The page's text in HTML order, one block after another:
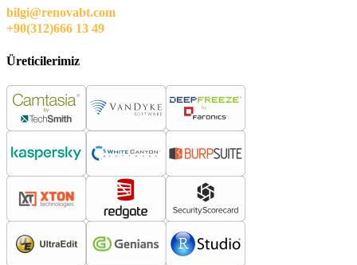
bilgi@renovabt.com
+90(312)666 13 49
Üreticilerimiz